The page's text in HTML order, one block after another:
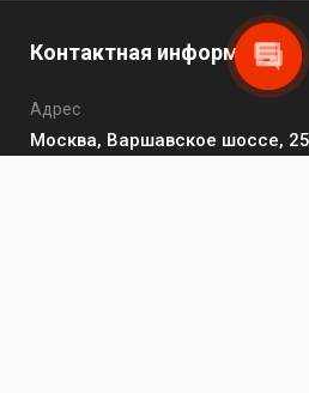
Контактная информация
Адрес
Москва, Варшавское шоссе,